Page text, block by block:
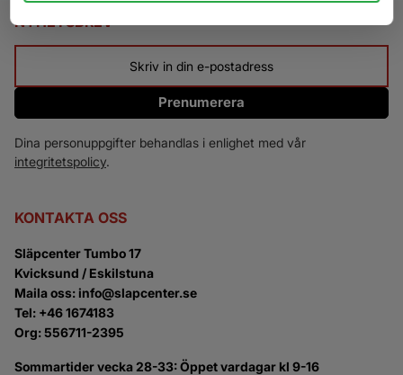
NYHETSBREV
Prenumerera
Dina personuppgifter behandlas i enlighet med vår
integritetspolicy.
KONTAKTA OSS
Släpcenter Tumbo 17
Kvicksund / Eskilstuna
Maila oss: info@slapcenter.se
Tel: +46 1674183
Org: 556711-2395
Sommartider vecka 28-33: Öppet vardagar kl 9-16